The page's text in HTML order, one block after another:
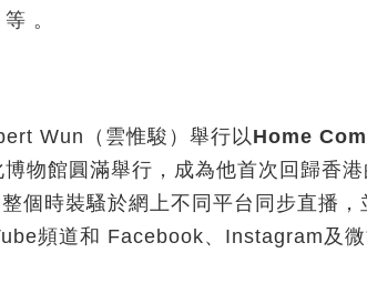
。
Wun（雲惟駿）舉行以Home
物館圓滿舉行，成為他首次回歸香港
個時裝騷於網上不同平台同步直播，
頻道和 Facebook、Instagram及